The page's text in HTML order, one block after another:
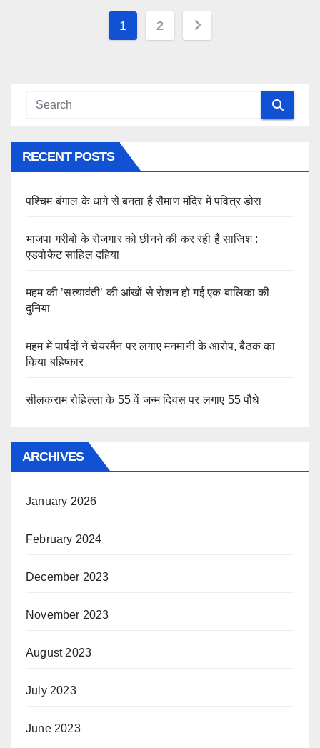
Posts
1 2
RECENT POSTS
पश्चिम बंगाल के धागे से बनता है सैमाण मंदिर में पवित्र डोरा
भाजपा गरीबों के रोजगार को छीनने की कर रही है साजिश :
एडवोकेट साहिल दहिया
महम की ’सत्यावंती’ की आंखों से रोशन हो गई एक बालिका की
दुनिया
महम में पार्षदों ने चेयरमैन पर लगाए मनमानी के आरोप, बैठक का
किया बहिष्कार
सीलकराम रोहिल्ला के 55 वें जन्म दिवस पर लगाए 55 पौधे
ARCHIVES
January 2026
February 2024
December 2023
November 2023
August 2023
July 2023
June 2023